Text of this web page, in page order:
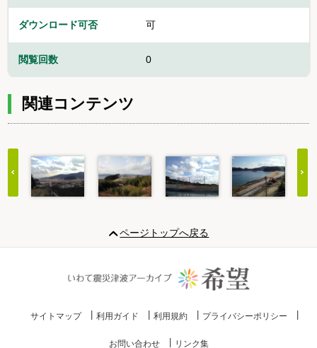
ダウンロード可否 可
閲覧回数 0
関連コンテンツ
20
ページトップへ戻る
サイトマップ 利用ガイド 利用規約 プライバシーポリシー
お問い合わせ リンク集